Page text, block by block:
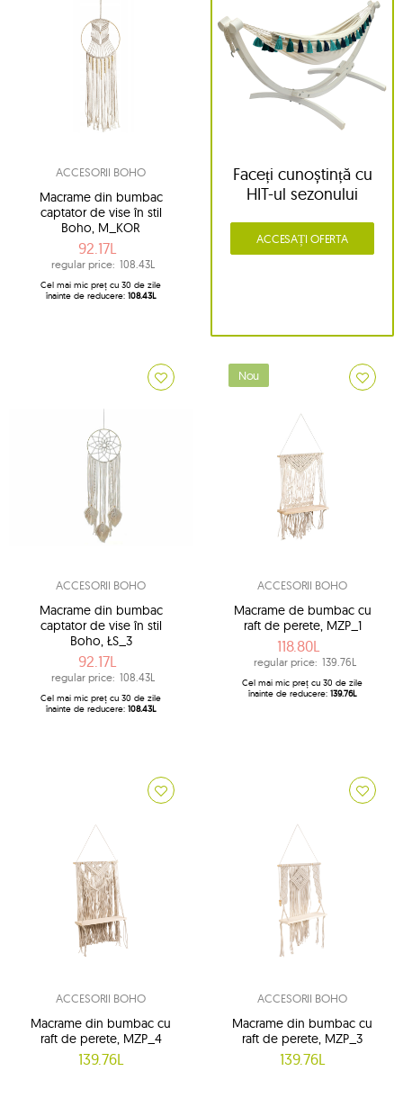
ACCESORII BOHO
Macrame din bumbac
captator de vise în stil
Boho, M_KOR
92.17L
regular price: 108.43L
Cel mai mic preț cu 30 de zile
înainte de reducere: 108.43L
Faceți cunoștință cu
HIT-ul sezonului
ACCESAȚI OFERTA
ACCESORII BOHO
Macrame din bumbac
captator de vise în stil
Boho, ŁS_3
92.17L
regular price: 108.43L
Cel mai mic preț cu 30 de zile
înainte de reducere: 108.43L
Nou
ACCESORII BOHO
Macrame de bumbac cu
raft de perete, MZP_1
118.80L
regular price: 139.76L
Cel mai mic preț cu 30 de zile
înainte de reducere: 139.76L
ACCESORII BOHO
Macrame din bumbac cu
raft de perete, MZP_4
139.76L
ACCESORII BOHO
Macrame din bumbac cu
raft de perete, MZP_3
139.76L